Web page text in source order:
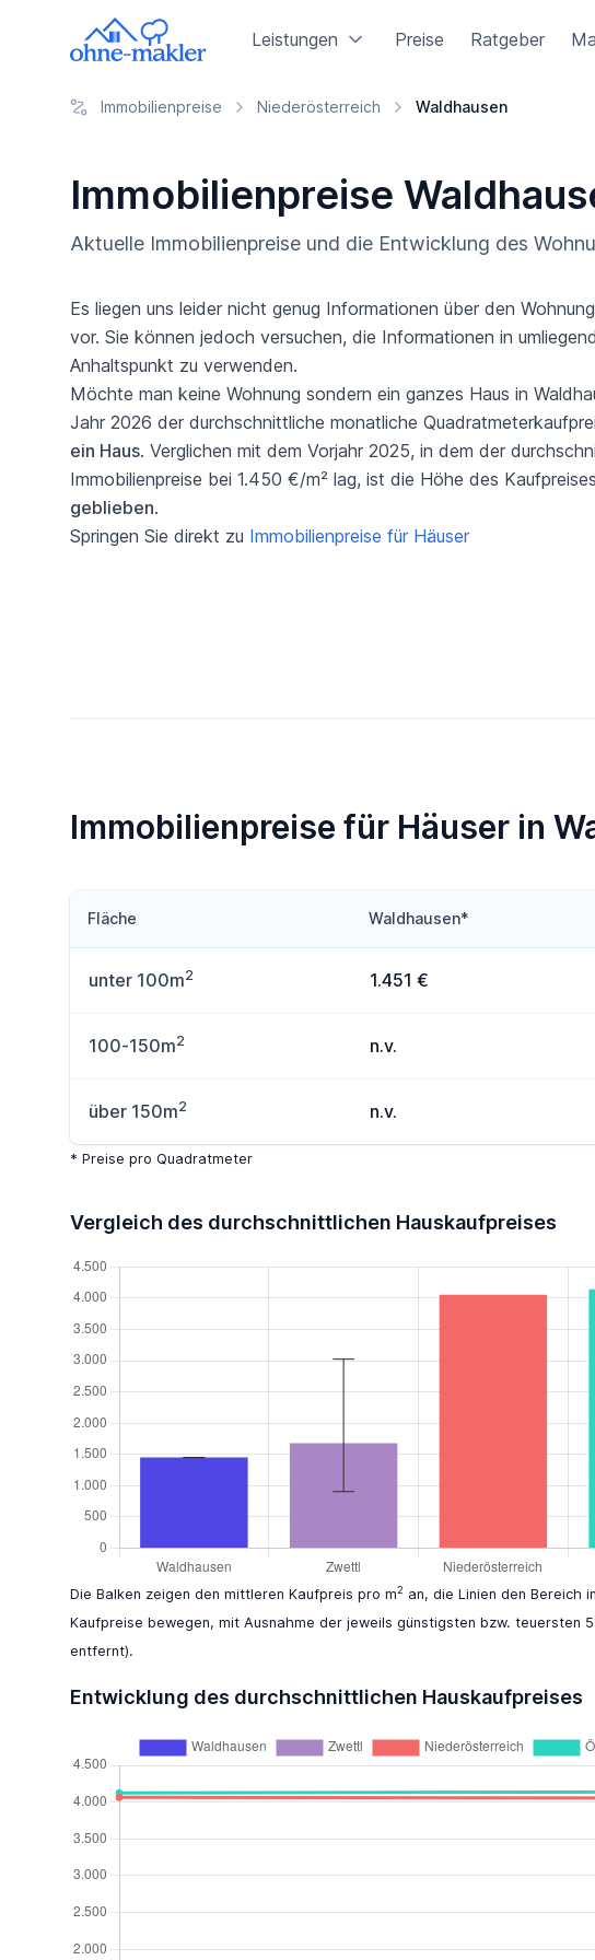
Leistungen Preise Ratgeber
Immobilienpreise Niederösterreich Waldhausen
Immobilienpreise
Aktuelle Immobilienpreise und die Entwicklung des
Es liegen uns leider nicht genug Informationen über den
vor. Sie können jedoch versuchen, die Informationen in
Anhaltspunkt zu verwenden.
Möchte man keine Wohnung sondern ein ganzes Haus in
Jahr 2026 der durchschnittliche monatliche
ein Haus. Verglichen mit dem Vorjahr 2025, in dem der
Immobilienpreise bei 1.450 €/m² lag, ist die Höhe des
geblieben.
Springen Sie direkt zu Immobilienpreise für Häuser
Immobilienpreise für Häuser in
Fläche Waldhausen*
unter 100m2 1.451 €
100-150m2 n.v.
über 150m2 n.v.
* Preise pro Quadratmeter
Vergleich des durchschnittlichen Hauskaufpreises
Die Balken zeigen den mittleren Kaufpreis pro m2 an, die Linien den Bereich
Kaufpreise bewegen, mit Ausnahme der jeweils günstigsten bzw. teuersten
entfernt).
Entwicklung des durchschnittlichen Hauskaufpreises